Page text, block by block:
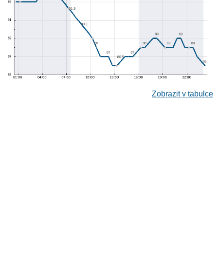
Zobrazit v tabulce